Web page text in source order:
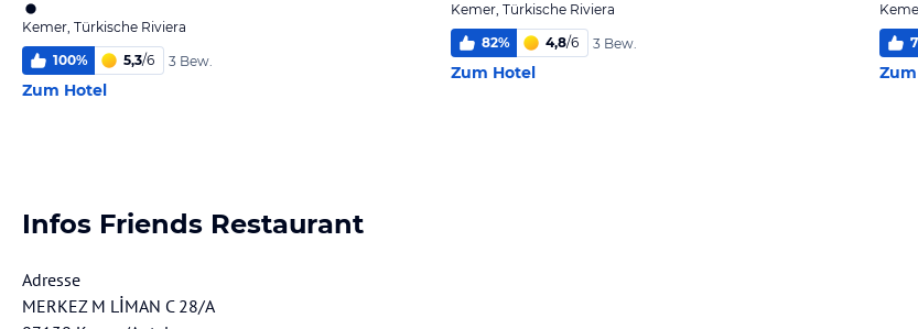
Kemer, Türkische Riviera
100% 5,3/6 3 Bew.
Zum Hotel
Kemer, Türkische Riviera
82% 4,8/6 3 Bew.
Zum Hotel
Infos Friends Restaurant
Adresse
MERKEZ M LİMAN C 28/A